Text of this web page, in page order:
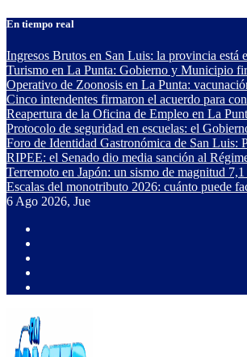
Saltar
contenido
En tiempo real
Ingresos Brutos en San Luis: la provincia está
Turismo en La Punta: Gobierno y Municipio
Operativo de Zoonosis en La Punta:
Cinco intendentes firmaron el acuerdo para
Reapertura de la Oficina de Empleo en La
Protocolo de seguridad en escuelas: el
Foro de Identidad Gastronómica de San Luis:
RIPEE: el Senado dio media sanción al
Terremoto en Japón: un sismo de magnitud
Escalas del monotributo 2026: cuánto puede
6 Ago 2026, Jue